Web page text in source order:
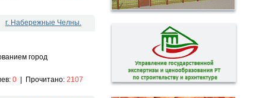
г. Набережные Челны.
город
0 Прочитано: 2107